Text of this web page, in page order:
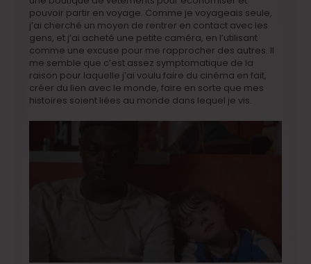
pouvoir partir en voyage. Comme je voyageais seule,
j’ai cherché un moyen de rentrer en contact avec les
gens, et j’ai acheté une petite caméra, en l’utilisant
comme une excuse pour me rapprocher des autres. Il
me semble que c’est assez symptomatique de la
raison pour laquelle j’ai voulu faire du cinéma en fait,
créer du lien avec le monde, faire en sorte que mes
histoires soient liées au monde dans lequel je vis.